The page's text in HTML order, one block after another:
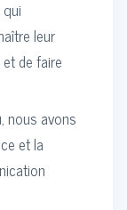
leur
de faire
nous avons
et la